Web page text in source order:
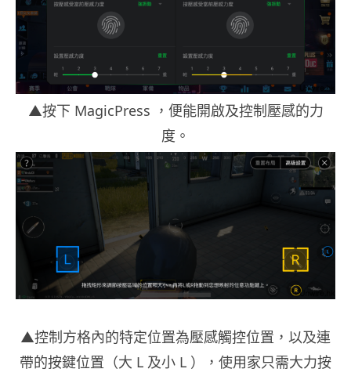
▲按下 MagicPress ，便能開啟及控制壓感的力
度。
▲控制方格內的特定位置為壓感觸控位置，以及連
帶的按鍵位置（大 L 及小 L ），使用家只需大力按